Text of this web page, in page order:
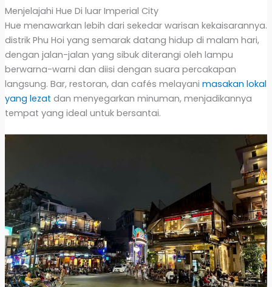
Menjelajahi Hue Di luar Imperial City
Hue menawarkan lebih dari sekedar warisan kekaisarannya.
distrik Phu Hoi yang semarak datang hidup di malam hari,
dengan jalan-jalan yang sibuk diterangi oleh lampu
berwarna-warni dan diisi dengan suara percakapan
langsung. Bar, restoran, dan cafés melayani masakan lokal
yang lezat dan menyegarkan minuman, menjadikannya
tempat yang ideal untuk bersantai.